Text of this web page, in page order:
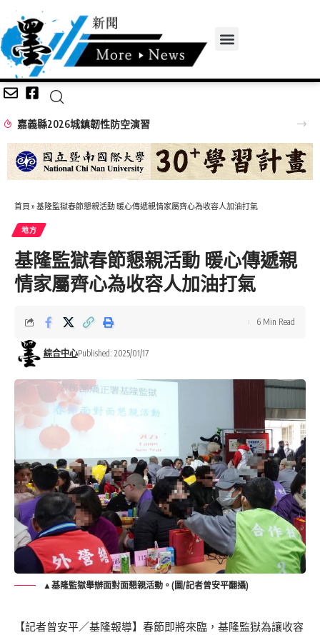
嘉義縣2026城鎮韌性防空演習
首頁 » 基隆監獄春節懇親活動 暖心傳遞親情家屬齊心為收容人加油打氣
地方
基隆監獄春節懇親活動 暖心傳遞親
情家屬齊心為收容人加油打氣
綜合中心Published: 2025/01/17
6 Min Read
▲基隆監獄舉辦面對面懇親活動。(圖/記者曾安平翻攝)
【記者曾安平／基隆報導】春節即將來臨，基隆監獄為讓收容